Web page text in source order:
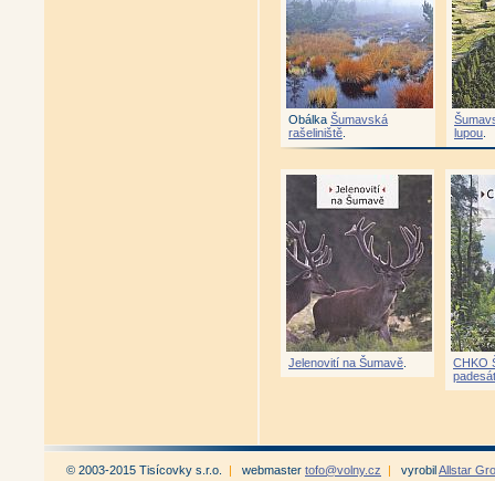
Obálka Šumavská
rašeliniště
lupou
Jelenovití na Šumavě
CHKO
© 2003-2015 Tisícovky s.r.o. | webmaster tofo@volny.cz | vyrobilAllstar